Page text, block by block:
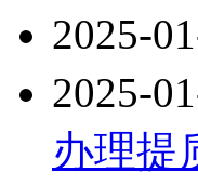
2025-
2025-
办理提